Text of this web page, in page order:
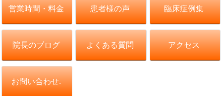
営業時間・料金 患者様の声 臨床症例集
院長のブログ よくある質問 アクセス
お問い合わせ.